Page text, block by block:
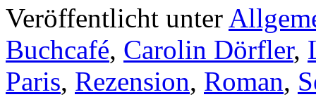
Veröffentlicht unter
Buchcafé, Carolin Dörfler,
Paris, Rezension, Roman,